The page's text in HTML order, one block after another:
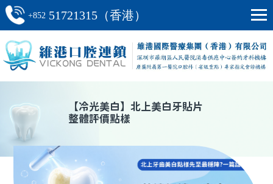
+852 51721315（香港）
【冷光美白】 北上美白牙貼片
整體評價點樣